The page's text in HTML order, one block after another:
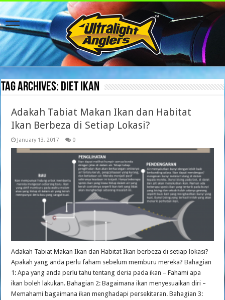
Tag Archives: diet ikan
Adakah Tabiat Makan Ikan dan Habitat
Ikan Berbeza di Setiap Lokasi?
January 13, 2017 0
Adakah Tabiat Makan Ikan dan Habitat Ikan berbeza di setiap lokasi?
Apakah yang anda perlu faham sebelum memburu mereka? Bahagian
1: Apa yang anda perlu tahu tentang deria pada ikan – Fahami apa
ikan boleh lakukan. Bahagian 2: Bagaimana ikan menyesuaikan diri –
Memahami bagaimana ikan menghadapi persekitaran. Bahagian 3: